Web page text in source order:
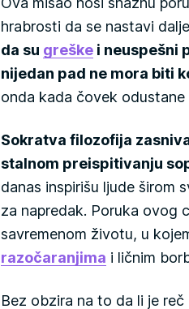
hrabrosti da se nastavi
da su greške i neuspešni
nijedan pad ne mora biti
onda kada čovek
Sokratva filozofija
stalnom preispitivanju
danas inspirišu ljude širom
za napredak. Poruka ovog
savremenom životu, u
razočaranjima i ličnim
Bez obzira na to da li je